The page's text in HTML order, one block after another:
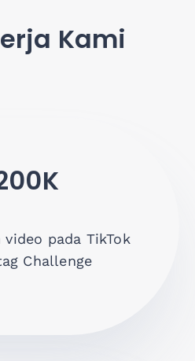
Kami
pada TikTok
Challenge